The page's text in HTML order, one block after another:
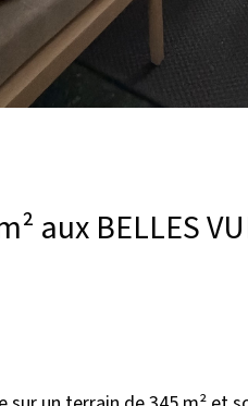
aux BELLES